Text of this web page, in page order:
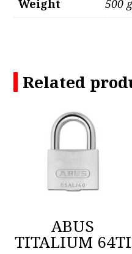
Weight 500
Related
ABUS
TITALIUM 64TI